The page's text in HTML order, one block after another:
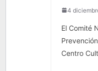
4
El Comité
Centro